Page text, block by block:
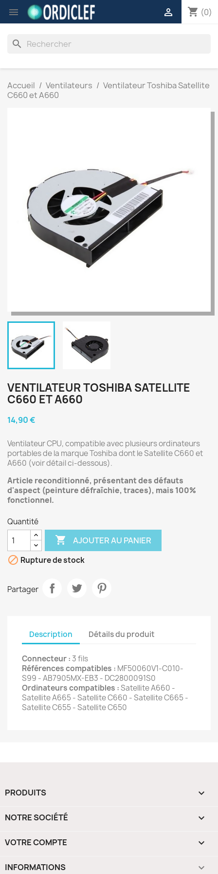
 shopping_cart (0)

search
Accueil Ventilateurs
Ventilateur Toshiba Satellite
C660 et A660
VENTILATEUR TOSHIBA SATELLITE
C660 ET A660
14,90 €
Ventilateur CPU, compatible avec plusieurs ordinateurs
portables de la marque Toshiba dont le Satellite C660 et
A660 (voir détail ci-dessous).
Article reconditionné, présentant des défauts
d'aspect (peinturedéfraîchie, traces), mais 100%
fonctionnel.
Quantité
 AJOUTER AU PANIER
 Rupture de stock
Partager
Description Détails du produit
Connecteur :3 fils
Références compatibles : MF50060V1-C010-
S99 - AB7905MX-EB3 - DC2800091S0
Ordinateurs compatibles :Satellite A660 -
Satellite A665 - Satellite C660 - Satellite C665 -
Satellite C655 - Satellite C650
PRODUITS 
NOTRE SOCIÉTÉ 
VOTRE COMPTE 
INFORMATIONS keyboard_arrow_down